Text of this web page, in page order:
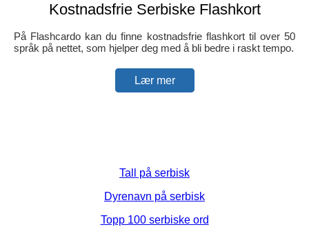
Kostnadsfrie Serbiske Flashkort
På Flashcardo kan du finne kostnadsfrie flashkort til over 50
språk på nettet, som hjelper deg med å bli bedre i raskt tempo.
Lær mer
Tall på serbisk
Dyrenavn på serbisk
Topp 100 serbiske ord